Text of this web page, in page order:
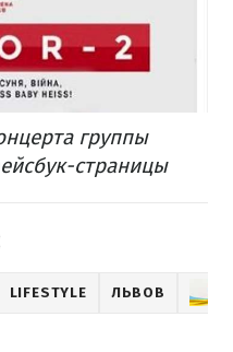
группы
страницы
LIFESTYLE ЛЬВОВ